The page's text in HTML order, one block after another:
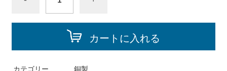
カートに入れる
カテゴリー 銅製